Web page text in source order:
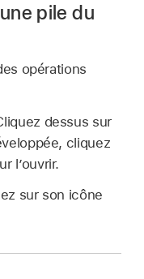
pile du
opérations
dessus sur
cliquez
l’ouvrir.
sur son icône